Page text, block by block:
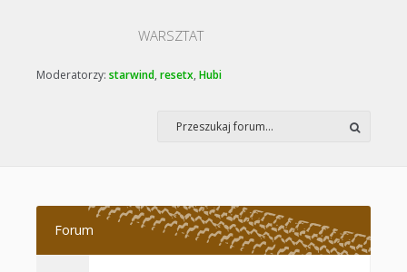
WARSZTAT
Moderatorzy: starwind, resetx, Hubi
Forum